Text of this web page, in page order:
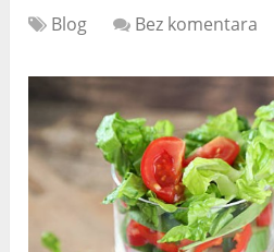
Blog Bez komentara